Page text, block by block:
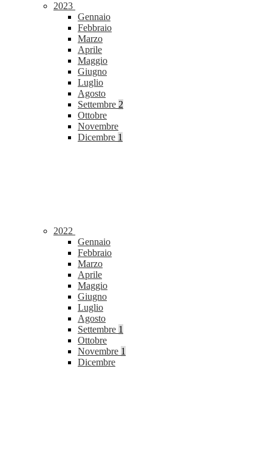
2023
Gennaio
Febbraio
Marzo
Aprile
Maggio
Giugno
Luglio
Agosto
Settembre 2
Ottobre
Novembre
Dicembre 1
2022
Gennaio
Febbraio
Marzo
Aprile
Maggio
Giugno
Luglio
Agosto
Settembre 1
Ottobre
Novembre 1
Dicembre